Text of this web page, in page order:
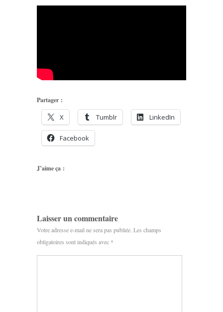
Partager :
X Tumblr LinkedIn
Facebook
J’aime ça :
Laisser un commentaire
Votre adresse e-mail ne sera pas publiée. Les champs
obligatoires sont indiqués avec *